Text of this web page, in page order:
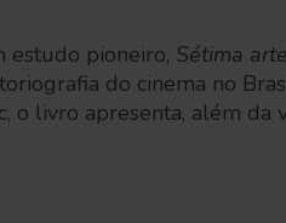
estudo pioneiro, Sétima
do cinema no
o livro apresenta, além da